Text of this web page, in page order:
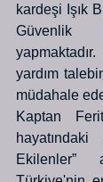
kardeşi Işık
Güvenlik
yardım
müdahale
Kaptan
Ekilenler”